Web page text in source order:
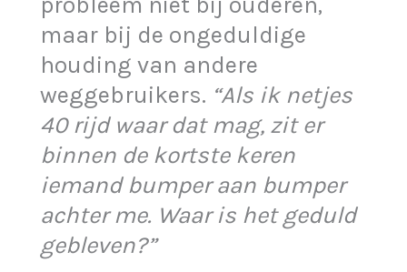
maar bij de ongeduldige
houding van andere
weggebruikers. “Als ik netjes
40 rijd waar dat mag, zit er
binnen de kortste keren
iemand bumper aan bumper
achter me. Waar is het geduld
gebleven?”